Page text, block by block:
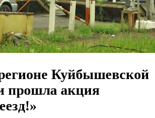
Куйбышевской
прошла акция